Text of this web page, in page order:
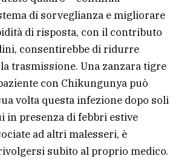
di sorveglianza e migliorare
di risposta, con il contributo
consentirebbe di ridurre
trasmissione. Una zanzara tigre
con Chikungunya può
volta questa infezione dopo soli
in presenza di febbri estive
ad altri malesseri, è
subito al proprio medico.